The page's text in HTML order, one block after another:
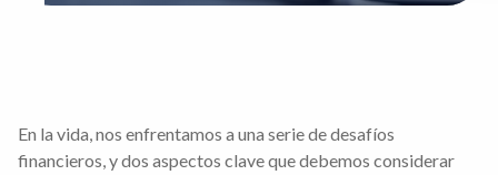
En la vida, nos enfrentamos a una serie de desafíos
financieros, y dos aspectos clave que debemos considerar